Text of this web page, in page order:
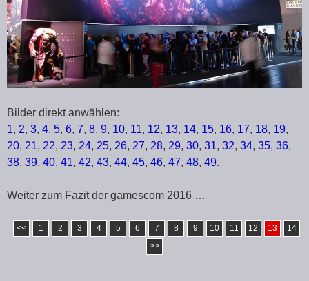
Bilder direkt anwählen:
1, 2, 3, 4, 5, 6, 7, 8, 9, 10, 11, 12, 13, 14, 15, 16, 17, 18, 19,
20, 21, 22, 23, 24, 25, 26, 27, 28, 29, 30, 31, 32, 34, 35, 36,
38, 39, 40, 41, 42, 43, 44, 45, 46, 47, 48, 49.
Weiter zum Fazit der gamescom 2016 …
<< 1 2 3 4 5 6 7 8 9 10 11 12 13
14
>>